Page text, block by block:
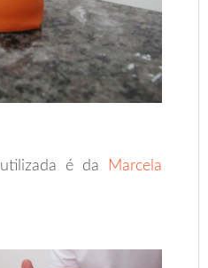
é da
Marcela